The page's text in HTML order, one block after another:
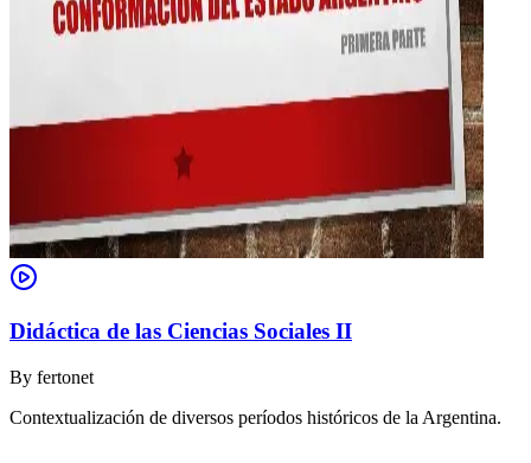
Didáctica de las Ciencias Sociales II
By fertonet
Contextualización de diversos períodos históricos de la Argentina.